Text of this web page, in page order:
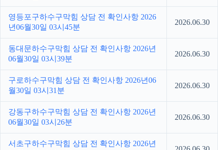
영등포구하수구막힘 상담 전 확인사항 2026
년06월30일 03시45분
2026.06.30
동대문하수구막힘 상담 전 확인사항 2026년
06월30일 03시39분
2026.06.30
구로하수구막힘 상담 전 확인사항 2026년06
월30일 03시31분
2026.06.30
강동구하수구막힘 상담 전 확인사항 2026년
06월30일 03시26분
2026.06.30
서초구하수구막힘 상담 전 확인사항 2026년